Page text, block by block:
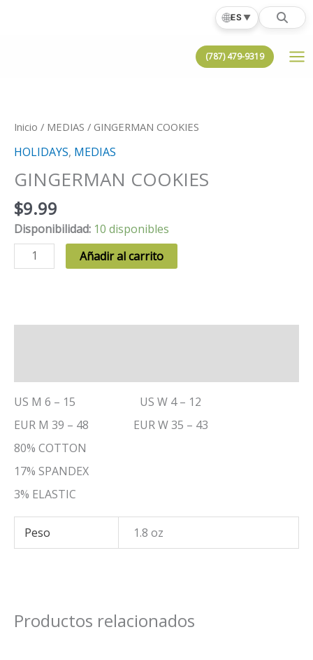
🌐ES▼
(787) 479-9319
Inicio / MEDIAS / GINGERMAN COOKIES
HOLIDAYS, MEDIAS
GINGERMAN COOKIES
$9.99
Disponibilidad: 10 disponibles
GINGERMAN
COOKIES
Añadir al carrito
US M 6 – 15 US W 4 – 12
EUR M 39 – 48 EUR W 35 – 43
80% COTTON
17% SPANDEX
3% ELASTIC
Peso 1.8 oz
Productos relacionados